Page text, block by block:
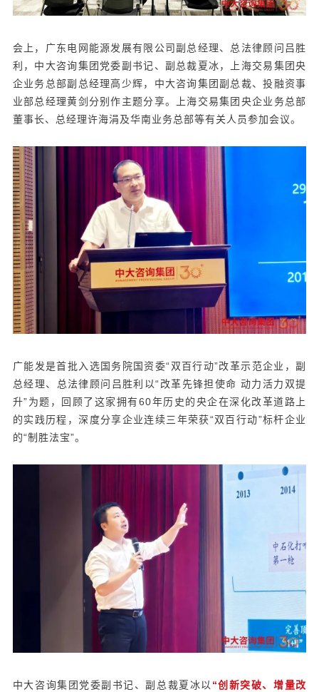
会上，广东电网能源发展有限公司副总经理、总法律顾问吕胜
利，中大咨询集团党委副书记、副总裁夏冰，上海交易集团央
企业务总部副总经理高少辉，中大咨询集团副总裁、投融资事
业部总经理黄剑分别作主题分享。上海交易集团央企业务总部
董事长、总经理许海涓及华南业务总部等有关人员参加会议。
广能发是首批入选国务院国资委“双百行动”改革示范企业，副
总经理、总法律顾问吕胜利以“改革先锋担使命 动力活力双提
升”为题，回顾了这家拥有60年历史的央企在深化改革道路上
的实践历程，深度分享企业连续三年荣获“双百行动”标杆企业
的“制胜法宝”。
中大咨询集团党委副书记、副总裁夏冰以 “创新突破、增量改